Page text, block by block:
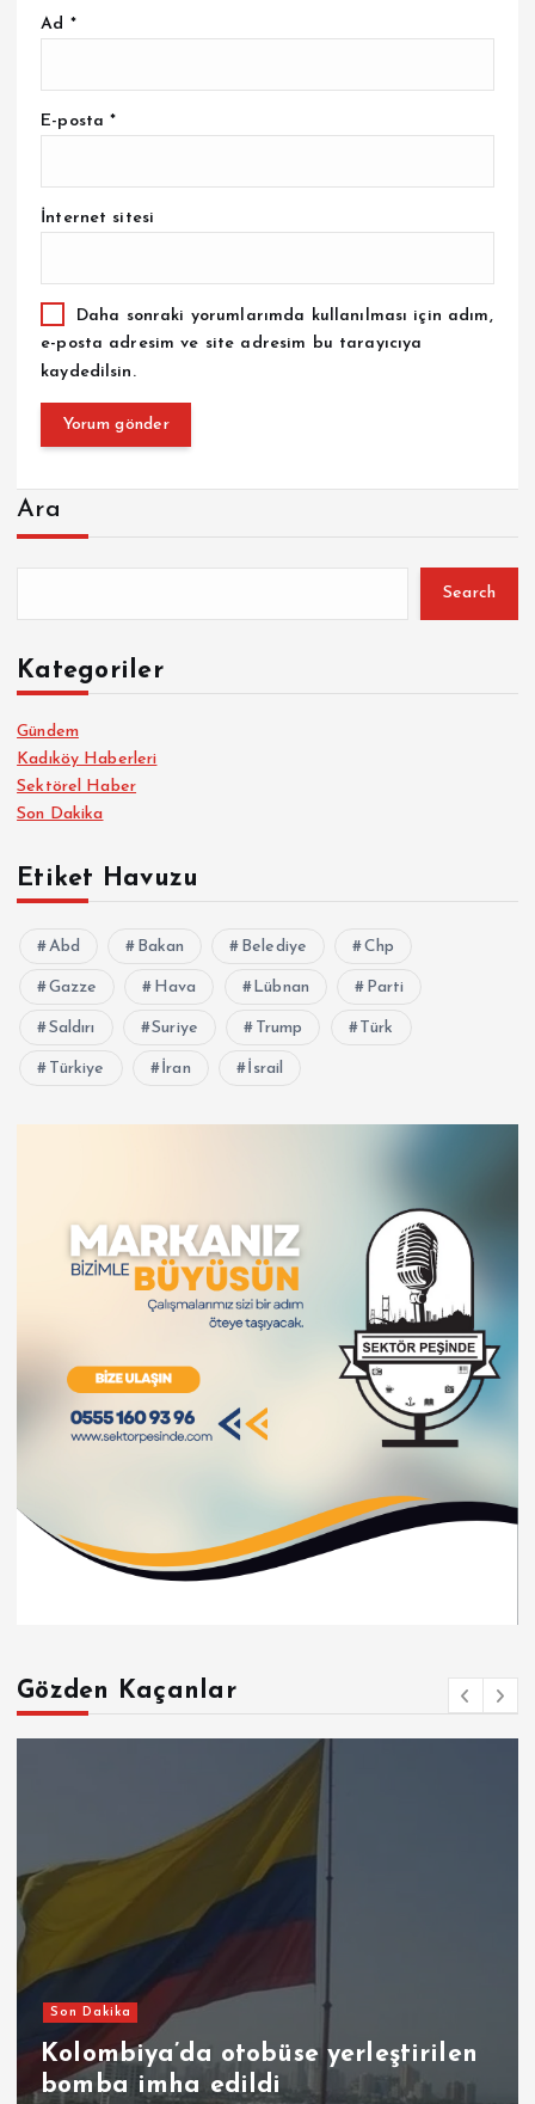
Ad *
E-posta*
İnternet sitesi
Daha sonraki yorumlarımda kullanılması için adım,
e-posta adresim ve site adresim bu tarayıcıya
kaydedilsin.
Ara
Search
Kategoriler
Gündem
Kadıköy Haberleri
Sektörel Haber
Son Dakika
Etiket Havuzu
Abd Bakan Belediye Chp
Gazze Hava Lübnan Parti
Saldırı Suriye Trump Türk
Türkiye İran İsrail
Gözden Kaçanlar
Son Dakika
Kolombiya’da otobüse yerleştirilen
bomba imha edildi